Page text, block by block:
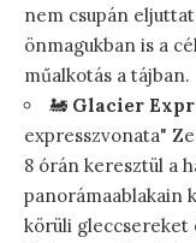
nem csupán
önmagukban is a
műalkotás a tájban.
🚂 Glacier
expresszvonata"
8 órán keresztül a
panorámaablakain
körüli gleccsereket